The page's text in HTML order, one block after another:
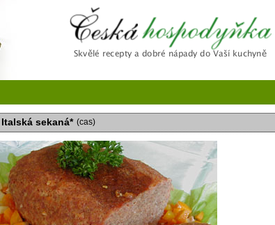
Česká hospodyňka
Italská sekaná* (cas)